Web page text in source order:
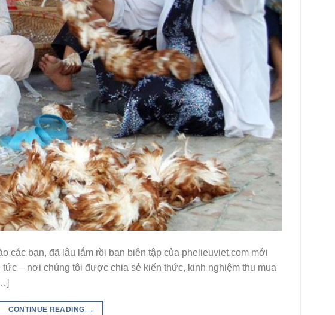
các bạn, đã lâu lắm rồi ban biên tập của phelieuviet.com mới
– nơi chúng tôi được chia sẻ kiến thức, kinh nghiệm thu mua
CONTINUE READING →